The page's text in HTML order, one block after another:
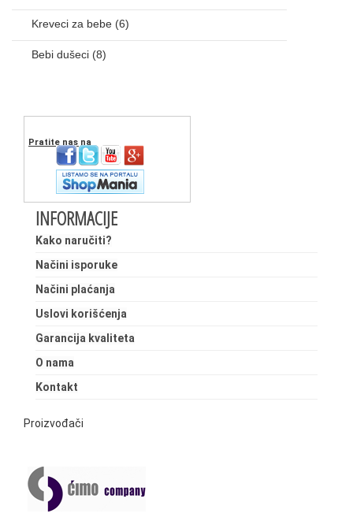
Kreveci za bebe (6)
Bebi dušeci (8)
Pratite nas na
INFORMACIJE
Kako naručiti?
Načini isporuke
Načini plaćanja
Uslovi korišćenja
Garancija kvaliteta
O nama
Kontakt
Proizvođači